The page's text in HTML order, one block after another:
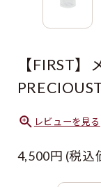
【FIRST
レビューを見る
4,500円 (税込